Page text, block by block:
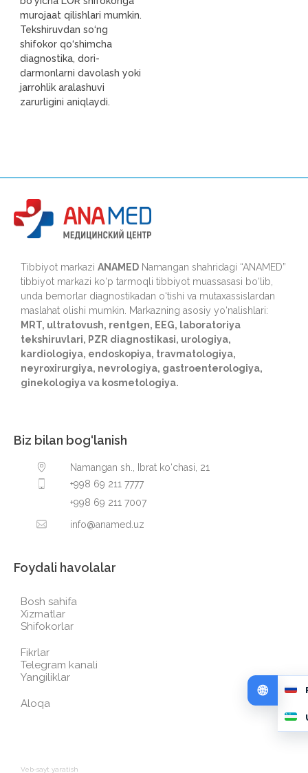
murojaat qilishlari mumkin.
Tekshiruvdan so‘ng
shifokor qo‘shimcha
diagnostika, dori-
darmonlarni davolash yoki
jarrohlik aralashuvi
zarurligini aniqlaydi.
Tibbiyot markazi ANAMED Namangan shahridagi “ANAMED”
tibbiyot markazi ko‘p tarmoqli tibbiyot muassasasi bo‘lib,
unda bemorlar diagnostikadan o‘tishi va mutaxassislardan
maslahat olishi mumkin. Markazning asosiy yo‘nalishlari:
MRT, ultratovush, rentgen, EEG, laboratoriya
tekshiruvlari, PZR diagnostikasi, urologiya,
kardiologiya, endoskopiya, travmatologiya,
neyroxirurgiya, nevrologiya, gastroenterologiya,
ginekologiya va kosmetologiya.
Biz bilan bog‘lanish
Namangan sh., Ibrat ko‘chasi, 21
+998 69 211 7777
+998 69 211 7007
info@anamed.uz
Foydali havolalar
Bosh sahifa
Xizmatlar
Shifokorlar
Fikrlar
Telegram kanali
Yangiliklar
Aloqa
Veb-sayt yaratish